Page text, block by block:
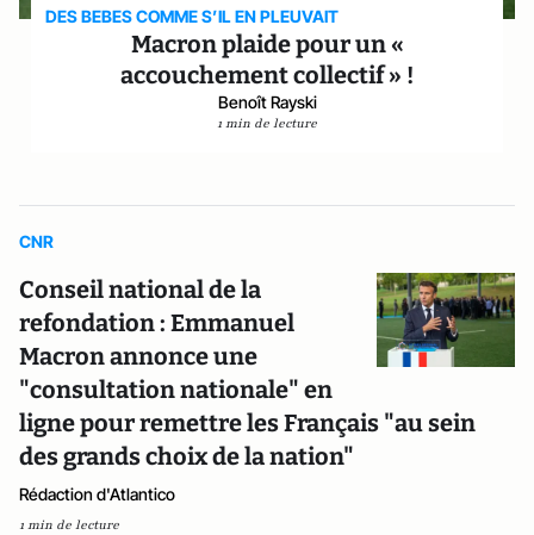
DES BEBES COMME S’IL EN PLEUVAIT
Macron plaide pour un «
accouchement collectif » !
Benoît Rayski
1 min de lecture
CNR
Conseil national de la
refondation : Emmanuel
Macron annonce une
"consultation nationale" en
ligne pour remettre les Français "au sein
des grands choix de la nation"
Rédaction d'Atlantico
1 min de lecture